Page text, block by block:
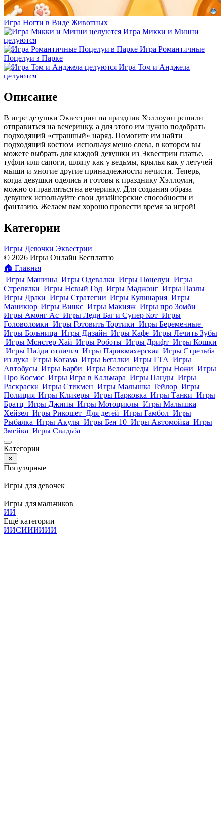
Игра Ногти в Виде Животных
Игра Микки и Минни
целуются
Игра Романтичные
Поцелуи в Парке
Игра Том и Анджела
целуются
Описание
В игре девушки Эквестрии на праздник Хэллоуин решили
отправиться на вечеринку, а для этого им нужно подобрать
подходящий «страшный» наряд. Помогите им найти
подходящий костюм, используя меню слева, в котором вы
можете выбрать для каждой девушки из Эквестрии платье,
туфли или сапоги, шляпу как у ведьмы, крылья как у летучей
мыши и многие другие принадлежности нечисти. Теперь,
когда девушки оделись и готовы к празднику Хэллоуин,
можно отправляться на вечеринку. Для создания образа
девушек используйте свои дизайнерские способности и
фантазию. Желаем вам хорошо провести время за игрой!
Категории
Игры Девочки Эквестрии
© 2026 Игры Онлайн Бесплатно
🏠 Главная
Игры Машины Игры Одевалки Игры Поцелуи Игры
Стрелялки Игры Новый Год Игры Маджонг Игры Пазлы
Игры Драки Игры Стратегии Игры Кулинария Игры
Маникюр Игры Винкс Игры Макияж Игры про Зомби
Игры Амонг Ас Игры Леди Баг и Супер Кот Игры
Головоломки Игры Готовить Тортики Игры Беременные
Игры Больница Игры Дизайн Игры Кафе Игры Лечить Зубы
Игры Монстер Хай Игры Роботы Игры Дрифт Игры Кошки
Игры Найди отличия Игры Парикмахерская Игры Стрельба
из лука Игры Когама Игры Бегалки Игры ГТА Игры
Автобусы Игры Барби Игры Велосипеды Игры Ножи Игры
Про Космос Игры Игра в Кальмара Игры Панды Игры
Раскраски Игры Стикмен Игры Малышка Тейлор Игры
Полиция Игры Кликеры Игры Парковка Игры Танки Игры
Братц Игры Джипы Игры Мотоциклы Игры Малышка
Хейзел Игры Рикошет Для детей Игры Гамбол Игры
Рыбалка Игры Акулы Игры Бен 10 Игры Автомойка Игры
Змейка Игры Свадьба
Категории
✕
Популярные
Игры для девочек
Игры для мальчиков
ИИ
Ещё категории
ИИСИИИИИИ